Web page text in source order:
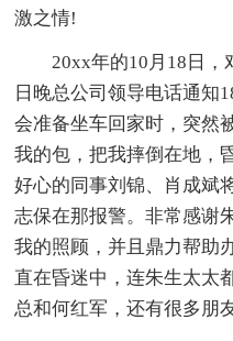
激之情!
20xx年的10月18日，
日晚总公司领导电话通知
会准备坐车回家时，突然
我的包，把我摔倒在地，
好心的同事刘锦、肖成斌
志保在那报警。非常感谢
我的照顾，并且鼎力帮助
直在昏迷中，连朱生太太
总和何红军，还有很多朋